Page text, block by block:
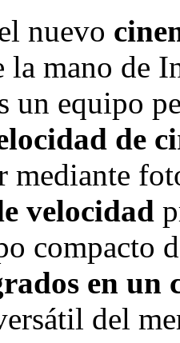
nuevo
la mano de
un equipo
de
mediante
velocidad
compacto
en un
del